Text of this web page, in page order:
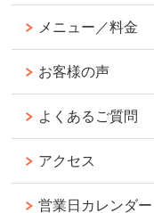
メニュー／料金
お客様の声
よくあるご質問
アクセス
営業日カレンダー